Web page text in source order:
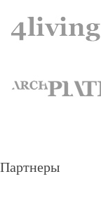
Партнеры